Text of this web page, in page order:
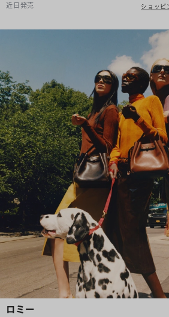
近日発売
ショッピ
ロミー